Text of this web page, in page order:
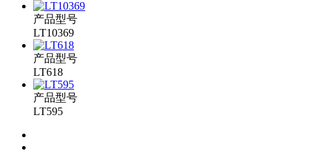
产品型号
LT10369
产品型号
LT618
产品型号
LT595